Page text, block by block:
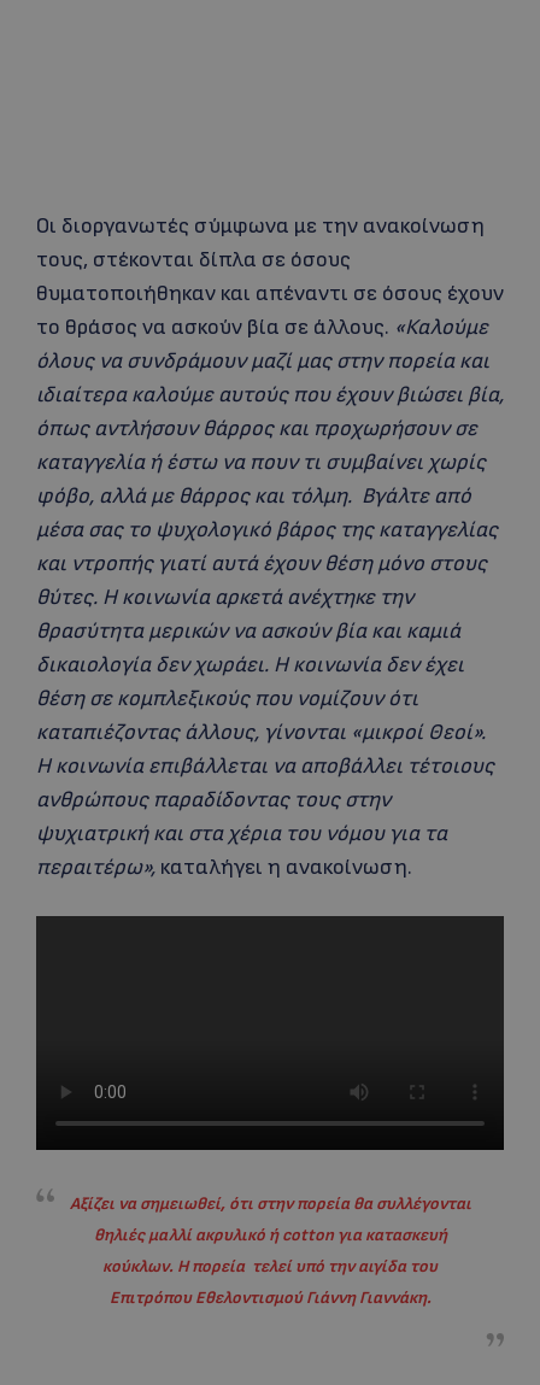
Οι διοργανωτές σύμφωνα με την ανακοίνωση
τους, στέκονται δίπλα σε όσους
θυματοποιήθηκαν και απέναντι σε όσους έχουν
το θράσος να ασκούν βία σε άλλους. «Καλούμε
όλους να συνδράμουν μαζί μας στην πορεία και
ιδιαίτερα καλούμε αυτούς που έχουν βιώσει βία,
όπως αντλήσουν θάρρος και προχωρήσουν σε
καταγγελία ή έστω να πουν τι συμβαίνει χωρίς
φόβο, αλλά με θάρρος και τόλμη. Βγάλτε από
μέσα σας το ψυχολογικό βάρος της καταγγελίας
και ντροπής γιατί αυτά έχουν θέση μόνο στους
θύτες. Η κοινωνία αρκετά ανέχτηκε την
θρασύτητα μερικών να ασκούν βία και καμιά
δικαιολογία δεν χωράει. Η κοινωνία δεν έχει
θέση σε κομπλεξικούς που νομίζουν ότι
καταπιέζοντας άλλους, γίνονται «μικροί Θεοί».
Η κοινωνία επιβάλλεται να αποβάλλει τέτοιους
ανθρώπους παραδίδοντας τους στην
ψυχιατρική και στα χέρια του νόμου για τα
περαιτέρω», καταλήγει η ανακοίνωση.
Αξίζει να σημειωθεί, ότι στην πορεία θα συλλέγονται
θηλιές μαλλί ακρυλικό ή cotton για κατασκευή
κούκλων. Η πορεία τελεί υπό την αιγίδα του
Επιτρόπου Εθελοντισμού Γιάννη Γιαννάκη.